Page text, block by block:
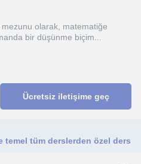
olarak, matematiğe
bir düşünme biçim...
Ücretsiz iletişime geç
tüm derslerden özel ders